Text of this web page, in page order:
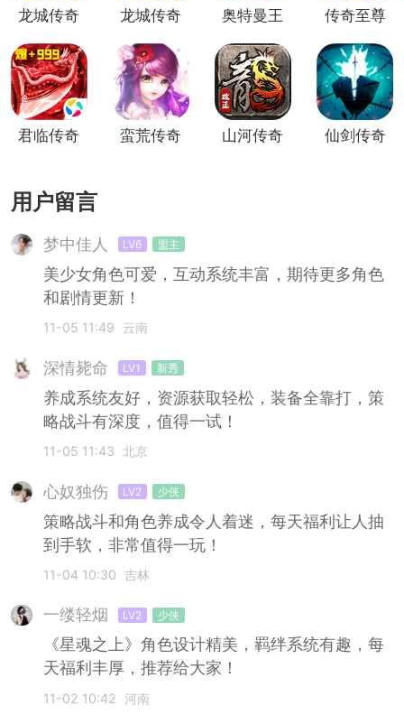
龙城传奇
龙城传奇
奥特曼王
传奇至尊
奇）
君临传奇
蛮荒传奇
山河传奇
仙剑传奇
用户留言
梦中佳人 LV6 盟主
美少女角色可爱，互动系统丰富，期待更多角色
和剧情更新！
11-05 11:49 云南
深情毙命 LV1 新秀
养成系统友好，资源获取轻松，装备全靠打，策
略战斗有深度，值得一试！
11-05 11:43 北京
心奴独伤 LV2 少侠
策略战斗和角色养成令人着迷，每天福利让人抽
到手软，非常值得一玩！
11-04 10:30 吉林
一缕轻烟 LV2 少侠
《星魂之上》角色设计精美，羁绊系统有趣，每
天福利丰厚，推荐给大家！
11-02 10:42 河南